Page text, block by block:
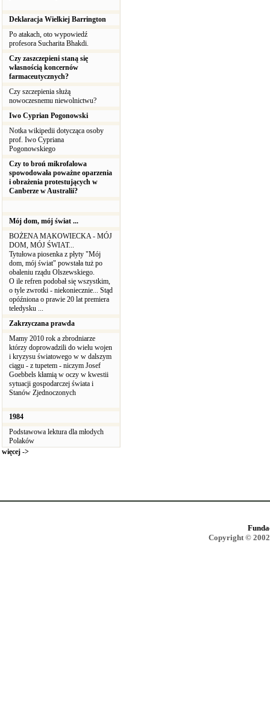
Deklaracja Wielkiej Barrington
Po atakach, oto wypowiedź
profesora Sucharita Bhakdi.
Czy zaszczepieni staną się
własnością koncernów
farmaceutycznych?
Czy szczepienia służą
nowoczesnemu niewolnictwu?
Iwo Cyprian Pogonowski
Notka wikipedii dotycząca osoby
prof. Iwo Cypriana
Pogonowskiego
Czy to broń mikrofalowa
spowodowała poważne oparzenia
i obrażenia protestujących w
Canberze w Australii?
Mój dom, mój świat ...
BOŻENA MAKOWIECKA - MÓJ
DOM, MÓJ ŚWIAT...
Tytułowa piosenka z płyty "Mój
dom, mój świat" powstała tuż po
obaleniu rządu Olszewskiego.
O ile refren podobał się wszystkim,
o tyle zwrotki - niekoniecznie... Stąd
opóźniona o prawie 20 lat premiera
teledysku ...
Zakrzyczana prawda
Mamy 2010 rok a zbrodniarze
którzy doprowadzili do wielu wojen
i kryzysu światowego w w dalszym
ciągu - z tupetem - niczym Josef
Goebbels kłamią w oczy w kwestii
sytuacji gospodarczej świata i
Stanów Zjednoczonych
1984
Podstawowa lektura dla młodych
Polaków
więcej ->
Copyright ©